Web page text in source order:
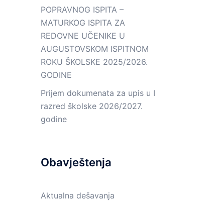
POPRAVNOG ISPITA –
MATURKOG ISPITA ZA
REDOVNE UČENIKE U
AUGUSTOVSKOM ISPITNOM
ROKU ŠKOLSKE 2025/2026.
GODINE
Prijem dokumenata za upis u I
razred školske 2026/2027.
godine
Obavještenja
Aktualna dešavanja